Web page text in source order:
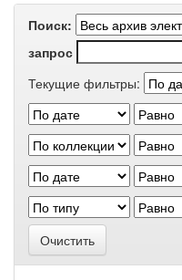
Поиск:
запрос
Текущие фильтры:
Очистить